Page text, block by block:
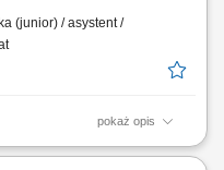
(junior) / asystent /
pokaż opis
diagnostyki oraz realizacja